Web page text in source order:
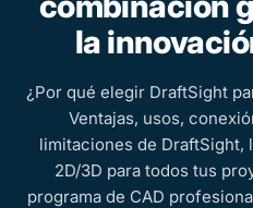
la
¿Por qué elegir DraftSight
Ventajas, usos,
limitaciones de DraftSight,
2D/3D para todos tus
programa de CAD